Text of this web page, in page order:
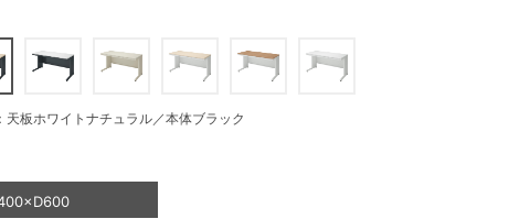
天板ホワイトナチュラル／本体ブラック